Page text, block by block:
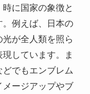
に国家の象徴と
。例えば、日本の
が全人類を照ら
しています。ま
でもエンブレム
ージアップやブ